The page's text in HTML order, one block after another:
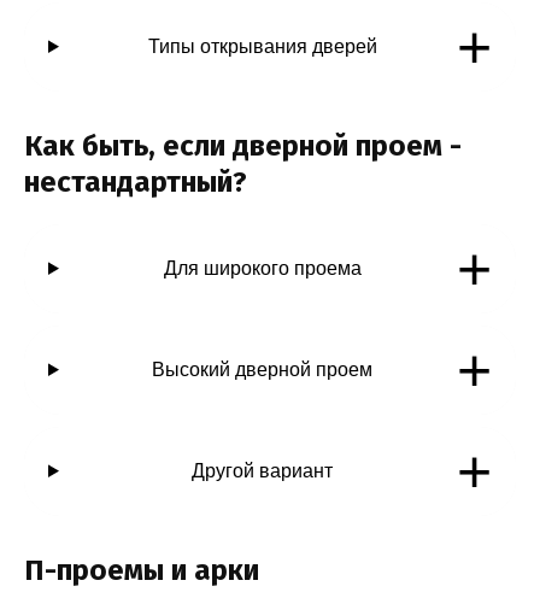
Типы открывания дверей +
Как быть, если дверной проем -
нестандартный?
Для широкого проема +
Высокий дверной проем +
Другой вариант +
П-проемы и арки